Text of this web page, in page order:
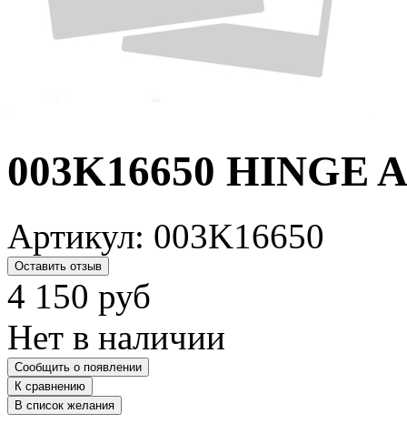
003K16650 HINGE
Артикул: 003K16650
Оставить отзыв
4 150 руб
Нет в наличии
Сообщить о появлении
К сравнению
В список желания